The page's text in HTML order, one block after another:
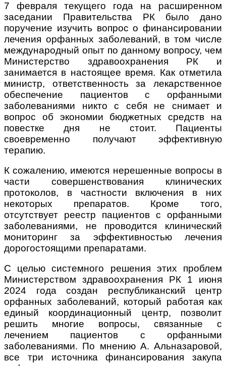
7 февраля текущего года на расширенном
заседании Правительства РК было дано
поручение изучить вопрос о финансировании
лечения орфанных заболеваний, в том числе
международный опыт по данному вопросу, чем
Министерство здравоохранения РК и
занимается в настоящее время. Как отметила
министр, ответственность за лекарственное
обеспечение пациентов с орфанными
заболеваниями никто с себя не снимает и
вопрос об экономии бюджетных средств на
повестке дня не стоит. Пациенты
своевременно получают эффективную
терапию.
К сожалению, имеются нерешенные вопросы в
части совершенствования клинических
протоколов, в частности включения в них
некоторых препаратов. Кроме того,
отсутствует реестр пациентов с орфанными
заболеваниями, не проводится клинический
мониторинг за эффективностью лечения
дорогостоящими препаратами.
С целью системного решения этих проблем
Министерством здравоохранения РК 1 июня
2024 года создан республиканский центр
орфанных заболеваний, который работая как
единый координационный центр, позволит
решить многие вопросы, связанные с
лечением пациентов с орфанными
заболеваниями. По мнению А. Альназаровой,
все три источника финансирования закупа